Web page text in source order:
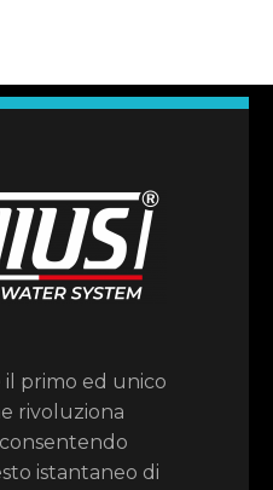
il primo ed unico
rivoluziona
consentendo
istantaneo di